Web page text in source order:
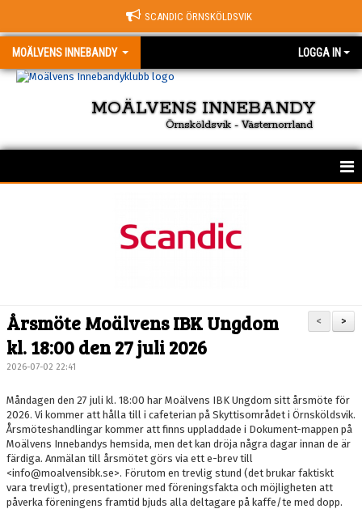
SCANDIC ÖRNSKÖLDSVIK
MOÄLVENS INNEBANDY LOGGA IN
MOÄLVENS INNEBANDY
Örnsköldsvik - Västernorrland
KALENDER
DOKUMENT
VID SKADA/OLYCKSFALL
KLUBBKOLLEKTION
>
<
Årsmöte Moälvens IBK Ungdom
kl. 18:00 den 27 juli 2026
2026-07-02 22:41
Måndagen den 27 juli kl. 18:00 har Moälvens IBK Ungdom sitt årsmöte för
2026. Vi kommer att hålla till i cafeterian på Skyttisområdet i Örnsköldsvik.
Årsmöteshandlingar kommer att finns uppladdade i Dokument-mappen på
Moälvens Innebandys hemsida, men det kan dröja några dagar innan de är
färdiga. Anmälan till årsmötet görs via ett e-brev till
<info@moalvensibk.se>. Förutom en trevlig stund (det brukar faktiskt
vara trevligt), presentationer med föreningsfakta och möjligheten att
påverka föreningens framtid bjuds alla deltagare på kaffe/te med dopp.